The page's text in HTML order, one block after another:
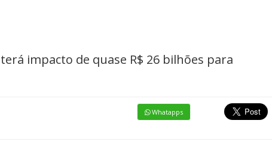
impacto de quase R$ 26 bilhões para
Whatapps